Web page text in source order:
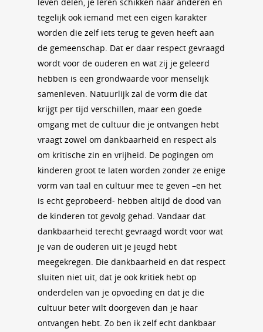
tegelijk ook iemand met een eigen karakter
worden die zelf iets terug te geven heeft aan
de gemeenschap. Dat er daar respect gevraagd
wordt voor de ouderen en wat zij je geleerd
hebben is een grondwaarde voor menselijk
samenleven. Natuurlijk zal de vorm die dat
krijgt per tijd verschillen, maar een goede
omgang met de cultuur die je ontvangen hebt
vraagt zowel om dankbaarheid en respect als
om kritische zin en vrijheid. De pogingen om
kinderen groot te laten worden zonder ze enige
vorm van taal en cultuur mee te geven –en het
is echt geprobeerd- hebben altijd de dood van
de kinderen tot gevolg gehad. Vandaar dat
dankbaarheid terecht gevraagd wordt voor wat
je van de ouderen uit je jeugd hebt
meegekregen. Die dankbaarheid en dat respect
sluiten niet uit, dat je ook kritiek hebt op
onderdelen van je opvoeding en dat je die
cultuur beter wilt doorgeven dan je haar
ontvangen hebt. Zo ben ik zelf echt dankbaar